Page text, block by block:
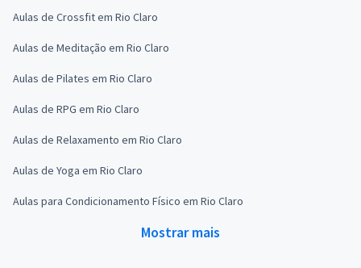
Aulas de Crossfit em Rio Claro
Aulas de Meditação em Rio Claro
Aulas de Pilates em Rio Claro
Aulas de RPG em Rio Claro
Aulas de Relaxamento em Rio Claro
Aulas de Yoga em Rio Claro
Aulas para Condicionamento Físico em Rio Claro
Mostrar mais